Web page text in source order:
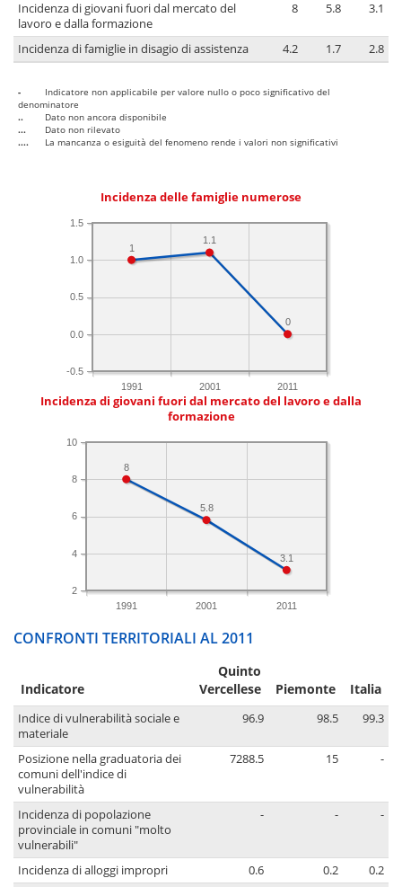
Incidenza di giovani fuori dal mercato del
lavoro e dalla formazione
8 5.8 3.1
Incidenza di famiglie in disagio di assistenza 4.2 1.7 2.8
-
Indicatore non applicabile per valore nullo o poco significativo del
denominatore
..
Dato non ancora disponibile
...
Dato non rilevato
....
La mancanza o esiguità del fenomeno rende i valori non significativi
Incidenza delle famiglie numerose
1991 2001 2011
-0.5
0.0
0.5
1.0
1.5
0
1.1
1
Incidenza di giovani fuori dal mercato del lavoro e dalla
formazione
1991 2001 2011
2
4
6
8
10
3.1
5.8
8
CONFRONTI TERRITORIALI AL 2011
Indicatore
Quinto
Vercellese
Piemonte Italia
Indice di vulnerabilità sociale e
materiale
96.9 98.5 99.3
Posizione nella graduatoria dei
comuni dell'indice di
vulnerabilità
7288.5 15 -
Incidenza di popolazione
provinciale in comuni "molto
vulnerabili"
- - -
Incidenza di alloggi impropri 0.6 0.2
0.2